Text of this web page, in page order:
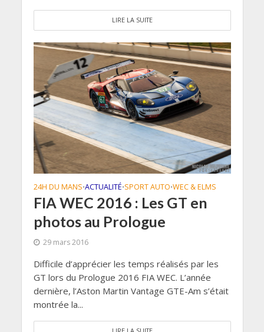
LIRE LA SUITE
24H DU MANS•ACTUALITÉ•SPORT AUTO•WEC & ELMS
FIA WEC 2016 : Les GT en
photos au Prologue
29 mars 2016
Difficile d’apprécier les temps réalisés par les
GT lors du Prologue 2016 FIA WEC. L’année
dernière, l’Aston Martin Vantage GTE-Am s’était
montrée la...